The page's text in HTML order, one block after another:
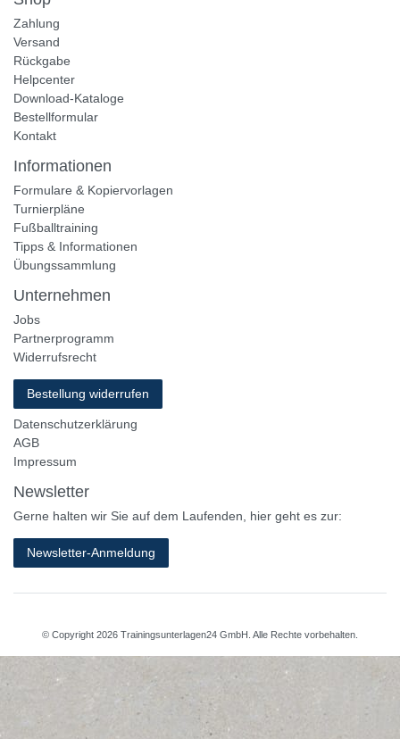
Zahlung
Versand
Rückgabe
Helpcenter
Download-Kataloge
Bestellformular
Kontakt
Informationen
Formulare & Kopiervorlagen
Turnierpläne
Fußballtraining
Tipps & Informationen
Übungssammlung
Unternehmen
Jobs
Partnerprogramm
Widerrufsrecht
Bestellung widerrufen
Datenschutzerklärung
AGB
Impressum
Newsletter
Gerne halten wir Sie auf dem Laufenden, hier geht es zur:
Newsletter-Anmeldung
© Copyright 2026 Trainingsunterlagen24 GmbH. Alle Rechte vorbehalten.